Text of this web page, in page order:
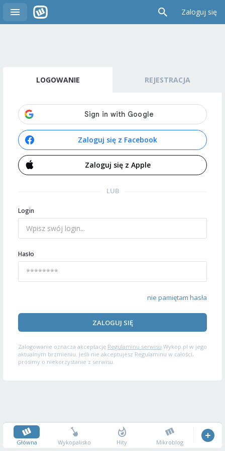
Zaloguj się
LOGOWANIE REJESTRACJA
Zaloguj się z Facebook
Zaloguj się z Apple
LUB
Login
Hasło
nie pamiętam hasła
ZALOGUJ SIĘ
Zalogowanie oznacza akceptację Regulaminu serwisu Wykop.pl w jego
aktualnym brzmieniu. Jeśli nie akceptujesz Regulaminu w całości,
prosimy o niekorzystanie z serwisu.
Główna Wykopalisko Hity Mikroblog